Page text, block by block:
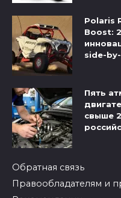
Polaris
Boost:
side-
Пять
свыше
Обратная связь
Правообладателям и